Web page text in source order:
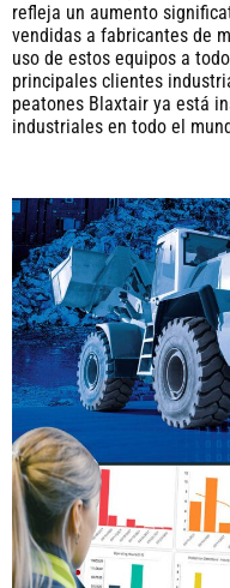
refleja un aumento
vendidas a fabricantes de
uso de estos equipos a
principales clientes
peatones Blaxtair ya está
industriales en todo el